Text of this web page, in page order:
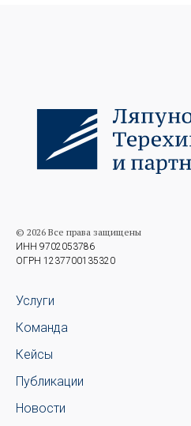
© 2026 Все права защищены
ИНН 9702053786
ОГРН 1237700135320
Услуги
Команда
Кейсы
Публикации
Новости